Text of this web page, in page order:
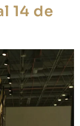
14 de